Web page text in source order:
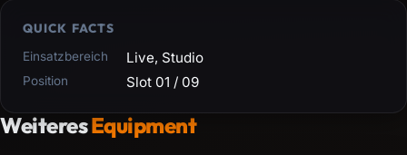
QUICK FACTS
Einsatzbereich Live, Studio
Position Slot 01 / 09
WeiteresEquipment